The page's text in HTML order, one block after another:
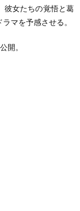
彼女たちの覚悟と葛
マを予感させる。
開。